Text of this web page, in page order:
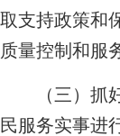
取支持政策和
质量控制和服
（三）抓好
民服务实事进